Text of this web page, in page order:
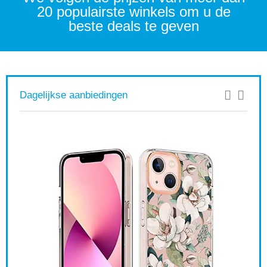
20 populairste winkels om u de
beste deals te geven
Dagelijkse aanbiedingen